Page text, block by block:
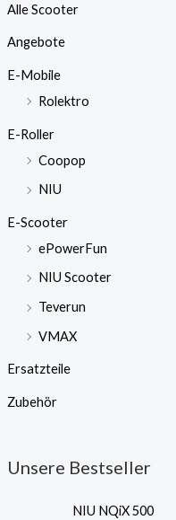
Alle Scooter
Angebote
E-Mobile
Rolektro
E-Roller
Coopop
NIU
E-Scooter
ePowerFun
NIU Scooter
Teverun
VMAX
Ersatzteile
Zubehör
Unsere Bestseller
NIU NQiX 500